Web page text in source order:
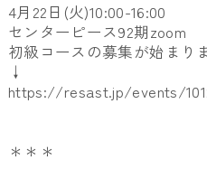
4月22日(火)10:00-16:00
センターピース92期zoom
初級コースの募集が始まり
↓
https://resast.jp/events/
＊＊＊